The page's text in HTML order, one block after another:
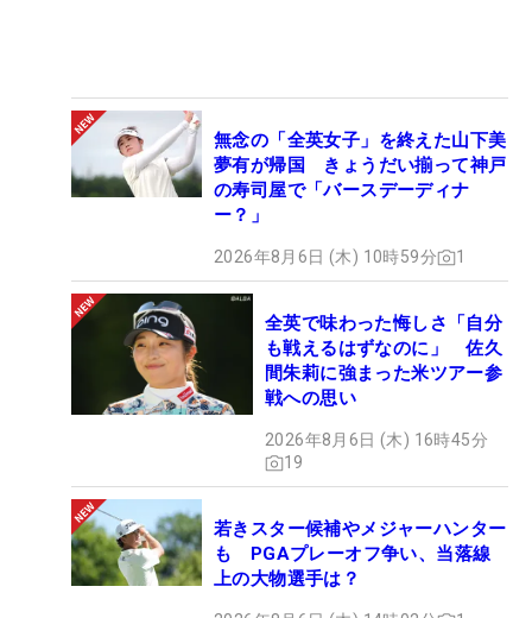
無念の「全英女子」を終えた山下美
夢有が帰国 きょうだい揃って神戸
の寿司屋で「バースデーディナ
ー？」
2026年8月6日 (木) 10時59分 1
全英で味わった悔しさ「自分
も戦えるはずなのに」 佐久
間朱莉に強まった米ツアー参
戦への思い
2026年8月6日 (木) 16時45分
19
若きスター候補やメジャーハンター
も PGAプレーオフ争い、当落線
上の大物選手は？